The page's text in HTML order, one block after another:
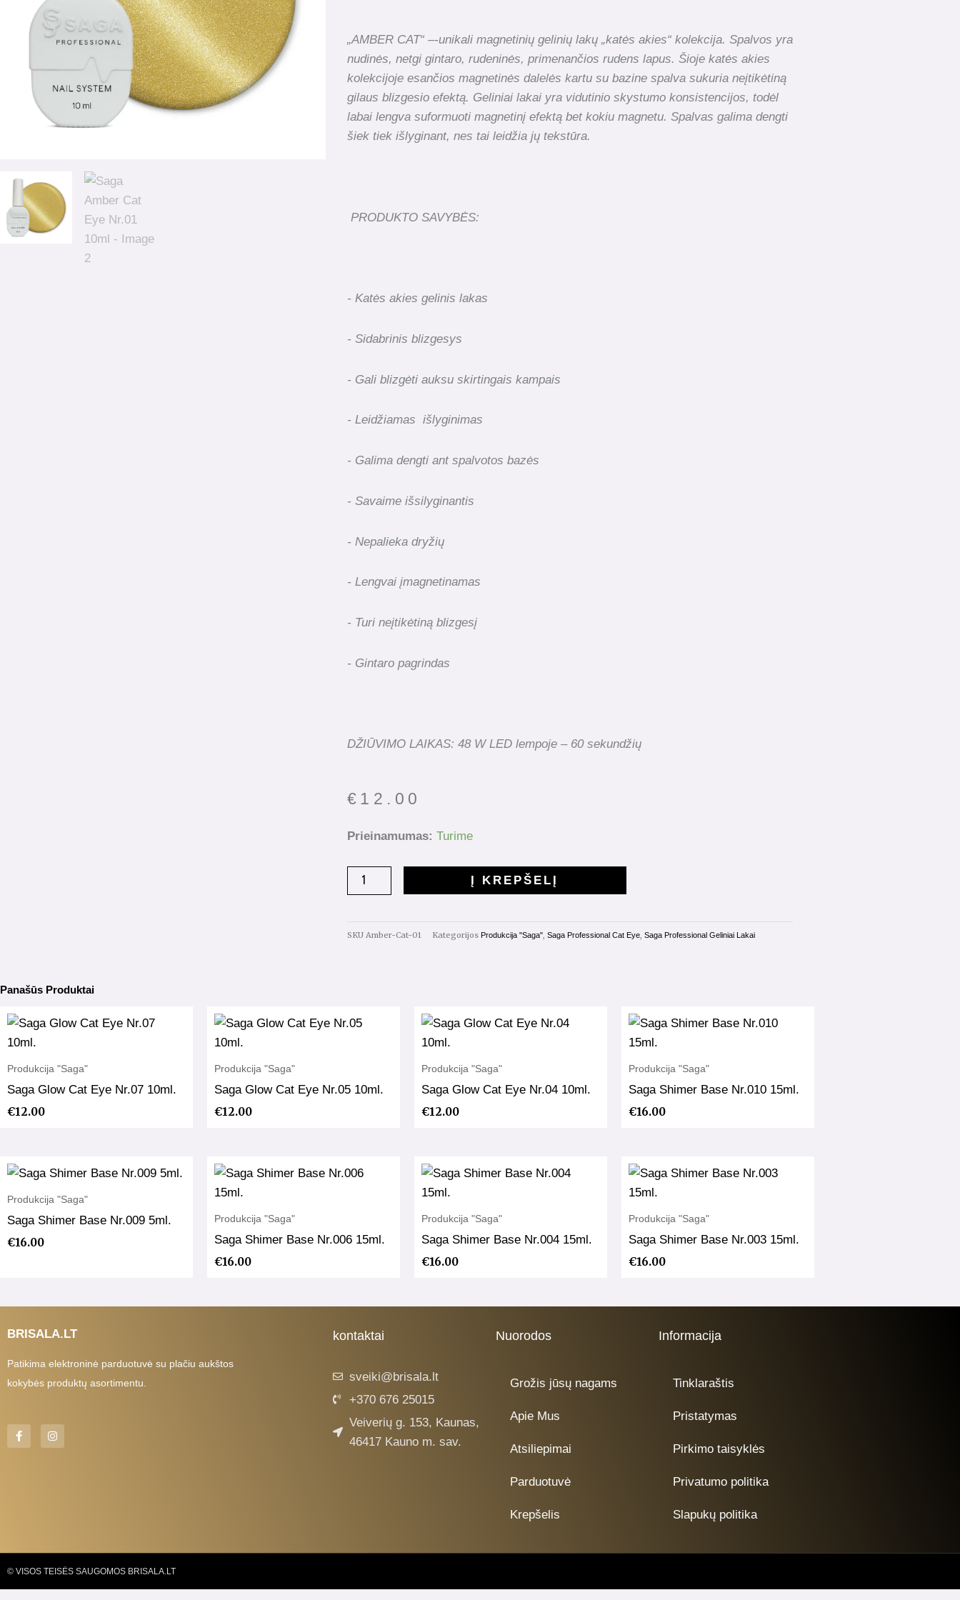
„AMBER CAT“ –-unikali magnetinių gelinių lakų „katės akies“ kolekcija. Spalvos yra
nudinės, netgi gintaro, rudeninės, primenančios rudens lapus. Šioje katės akies
kolekcijoje esančios magnetinės dalelės kartu su bazine spalva sukuria neįtikėtiną
gilaus blizgesio efektą. Geliniai lakai yra vidutinio skystumo konsistencijos, todėl
labai lengva suformuoti magnetinį efektą bet kokiu magnetu. Spalvas galima dengti
šiek tiek išlyginant, nes tai leidžia jų tekstūra.
PRODUKTO SAVYBĖS:
- Katės akies gelinis lakas
- Sidabrinis blizgesys
- Gali blizgėti auksu skirtingais kampais
- Leidžiamas išlyginimas
- Galima dengti ant spalvotos bazės
- Savaime išsilyginantis
- Nepalieka dryžių
- Lengvai įmagnetinamas
- Turi neįtikėtiną blizgesį
- Gintaro pagrindas
DŽIŪVIMO LAIKAS: 48 W LED lempoje – 60 sekundžių
€ 12.00
Prieinamumas: Turime
produkto
Saga
Amber
Eye
Į KREPŠELĮ
SKU Amber-Cat-01 Kategorijos Produkcija "Saga", Saga Professional Cat Eye, Saga Professional Geliniai Lakai
Panašūs Produktai
Produkcija "Saga"
Saga Glow Cat Eye Nr.07 10ml.
€12.00
Produkcija "Saga"
Saga Glow Cat Eye Nr.05 10ml.
€12.00
Produkcija "Saga"
Saga Glow Cat Eye Nr.04 10ml.
€12.00
Produkcija "Saga"
Saga Shimer Base Nr.010 15ml.
€16.00
Produkcija "Saga"
Saga Shimer Base Nr.009 5ml.
€16.00
Produkcija "Saga"
Saga Shimer Base Nr.006 15ml.
€16.00
Produkcija "Saga"
Saga Shimer Base Nr.004 15ml.
€16.00
Produkcija "Saga"
Saga Shimer Base Nr.003 15ml.
€16.00
BRISALA.LT
Patikima elektroninė parduotuvė su plačiu aukštos
kokybės produktų asortimentu.
F
a
c
I
n
s
kontaktai
sveiki@brisala.lt
+370 676 25015
Veiverių g. 153, Kaunas,
46417 Kauno m. sav.
Nuorodos
Grožis jūsų nagams
Apie Mus
Atsiliepimai
Parduotuvė
Krepšelis
Informacija
Tinklaraštis
Pristatymas
Pirkimo taisyklės
Privatumo politika
Slapukų politika
© VISOS TEISĖS SAUGOMOS BRISALA.LT